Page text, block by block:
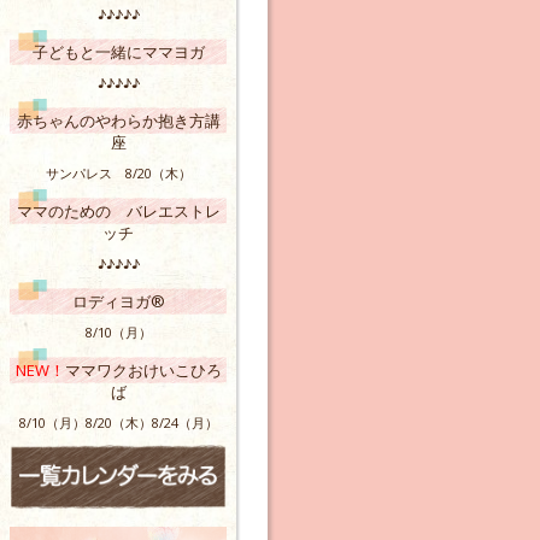
♪♪♪♪♪
子どもと一緒にママヨガ
♪♪♪♪♪
赤ちゃんのやわらか抱き方講
座
サンパレス 8/20（木）
ママのための バレエストレ
ッチ
♪♪♪♪♪
ロディヨガ®
8/10（月）
NEW！ ママワクおけいこひろ
ば
8/10（月）8/20（木）8/24（月）